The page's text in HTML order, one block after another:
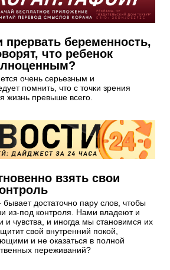
прервать беременность,
что ребенок
очень серьезным и
помнить, что с точки зрения
жизнь превыше всего.
взять свои
бывает достаточно пару слов, чтобы
из-под контроля. Нами владеют и
чувства, и иногда мы становимся их
свой внутренний покой,
и не оказаться в полной
переживаний?